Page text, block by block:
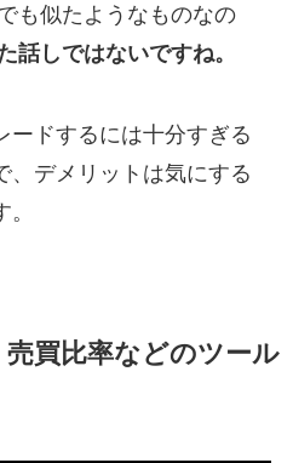
も似たようなものなの
話しではないですね。
ードするには十分すぎる
、デメリットは気にする
買比率などのツール